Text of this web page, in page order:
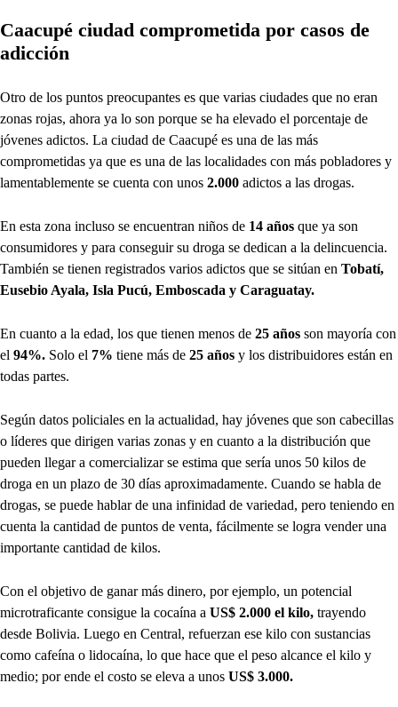
Caacupé ciudad comprometida por casos de
adicción
Otro de los puntos preocupantes es que varias ciudades que no eran
zonas rojas, ahora ya lo son porque se ha elevado el porcentaje de
jóvenes adictos. La ciudad de Caacupé es una de las más
comprometidas ya que es una de las localidades con más pobladores y
lamentablemente se cuenta con unos 2.000 adictos a las drogas.
En esta zona incluso se encuentran niños de 14 años que ya son
consumidores y para conseguir su droga se dedican a la delincuencia.
También se tienen registrados varios adictos que se sitúan en Tobatí,
Eusebio Ayala, Isla Pucú, Emboscada y Caraguatay.
En cuanto a la edad, los que tienen menos de 25 años son mayoría con
el 94%. Solo el 7% tiene más de 25 años y los distribuidores están en
todas partes.
Según datos policiales en la actualidad, hay jóvenes que son cabecillas
o líderes que dirigen varias zonas y en cuanto a la distribución que
pueden llegar a comercializar se estima que sería unos 50 kilos de
droga en un plazo de 30 días aproximadamente. Cuando se habla de
drogas, se puede hablar de una infinidad de variedad, pero teniendo en
cuenta la cantidad de puntos de venta, fácilmente se logra vender una
importante cantidad de kilos.
Con el objetivo de ganar más dinero, por ejemplo, un potencial
microtraficante consigue la cocaína a US$ 2.000 el kilo, trayendo
desde Bolivia. Luego en Central, refuerzan ese kilo con sustancias
como cafeína o lidocaína, lo que hace que el peso alcance el kilo y
medio; por ende el costo se eleva a unos US$ 3.000.